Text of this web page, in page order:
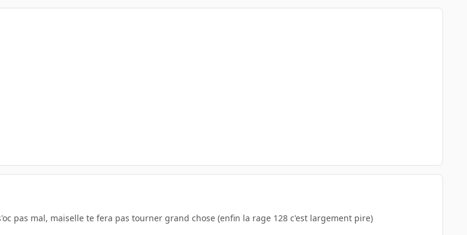
pas mal, maiselle te fera pas tourner grand chose (enfin la rage 128 c'est largement pire)